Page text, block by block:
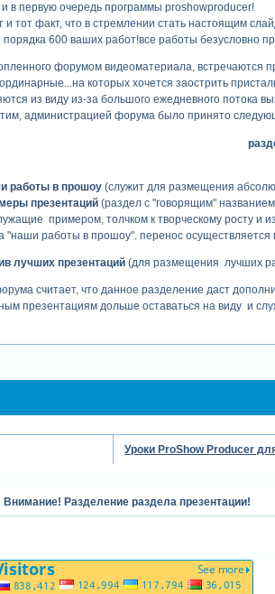
в первую очередь программы proshowproducer!
и тот факт, что в стремлении стать настоящим
порядка 600 ваших работ!все работы безусловно
форумом видеоматериала, встречаются
которых хочется заострить
из виду из-за большого ежедневного потока
администрацией форума было принято
работы в прошоу (служит для размещения
презентаций (раздел с "говорящим"
примером, толчком к творческому росту и
"наши работы в прошоу". перенос
лучших презентаций (для размещения лучших
считает, что данное разделение даст
презентациям дольше оставаться на виду и
Уроки ProShow Producer
Внимание! Разделение раздела презентации!